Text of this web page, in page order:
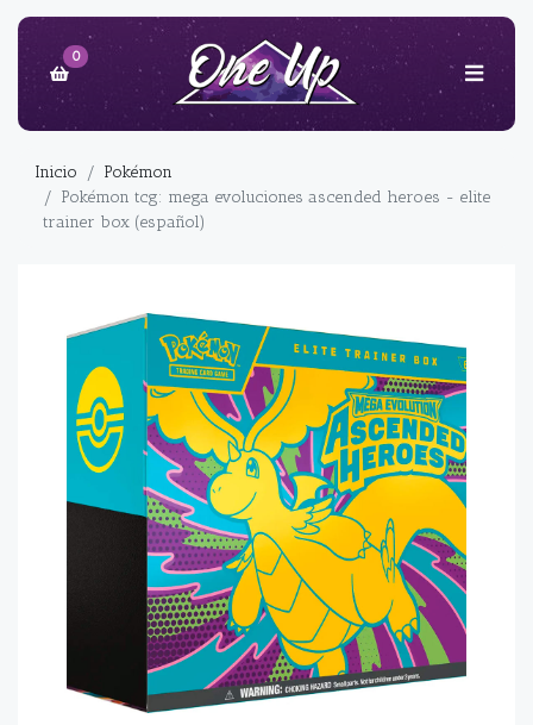
0
Inicio
Pokémon
Pokémon tcg: mega evoluciones ascended heroes - elite
trainer box (español)